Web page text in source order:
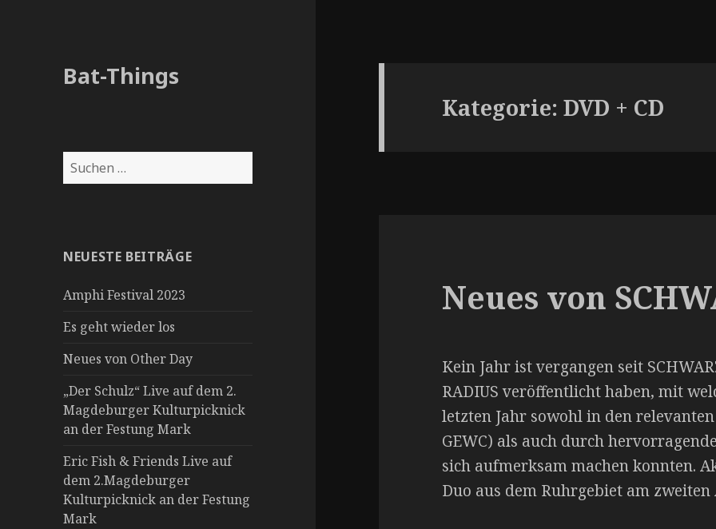
Bat-Things
S
u
n
a
h
:
NEUESTE BEITRÄGE
Amphi Festival 2023
Es geht wieder los
Neues von Other Day
„Der Schulz“ Live auf dem 2.
Magdeburger Kulturpicknick
an der Festung Mark
Eric Fish & Friends Live auf
dem 2.Magdeburger
Kulturpicknick an der Festung
Mark
Kategorie:DVD + CD
Neues von
Kein Jahr ist vergangen seit
RADIUS veröffentlicht haben, mit
letzten Jahr sowohl in den
GEWC) als auch durch
sich aufmerksam machen konnten.
Duo aus dem Ruhrgebiet am zweiten